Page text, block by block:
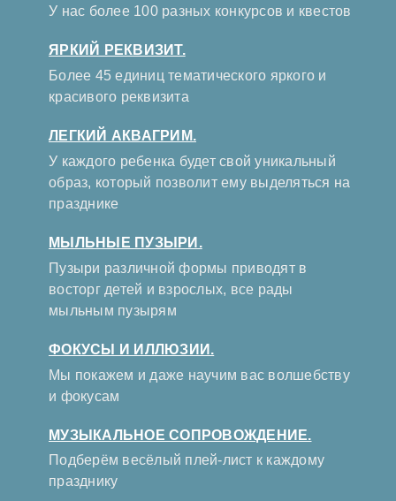
У нас более 100 разных конкурсов и квестов
ЯРКИЙ РЕКВИЗИТ.
Более 45 единиц тематического яркого и
красивого реквизита
ЛЕГКИЙ АКВАГРИМ.
У каждого ребенка будет свой уникальный
образ, который позволит ему выделяться на
празднике
МЫЛЬНЫЕ ПУЗЫРИ.
Пузыри различной формы приводят в
восторг детей и взрослых, все рады
мыльным пузырям
ФОКУСЫ И ИЛЛЮЗИИ.
Мы покажем и даже научим вас волшебству
и фокусам
МУЗЫКАЛЬНОЕ СОПРОВОЖДЕНИЕ.
Подберём весёлый плей-лист к каждому
празднику